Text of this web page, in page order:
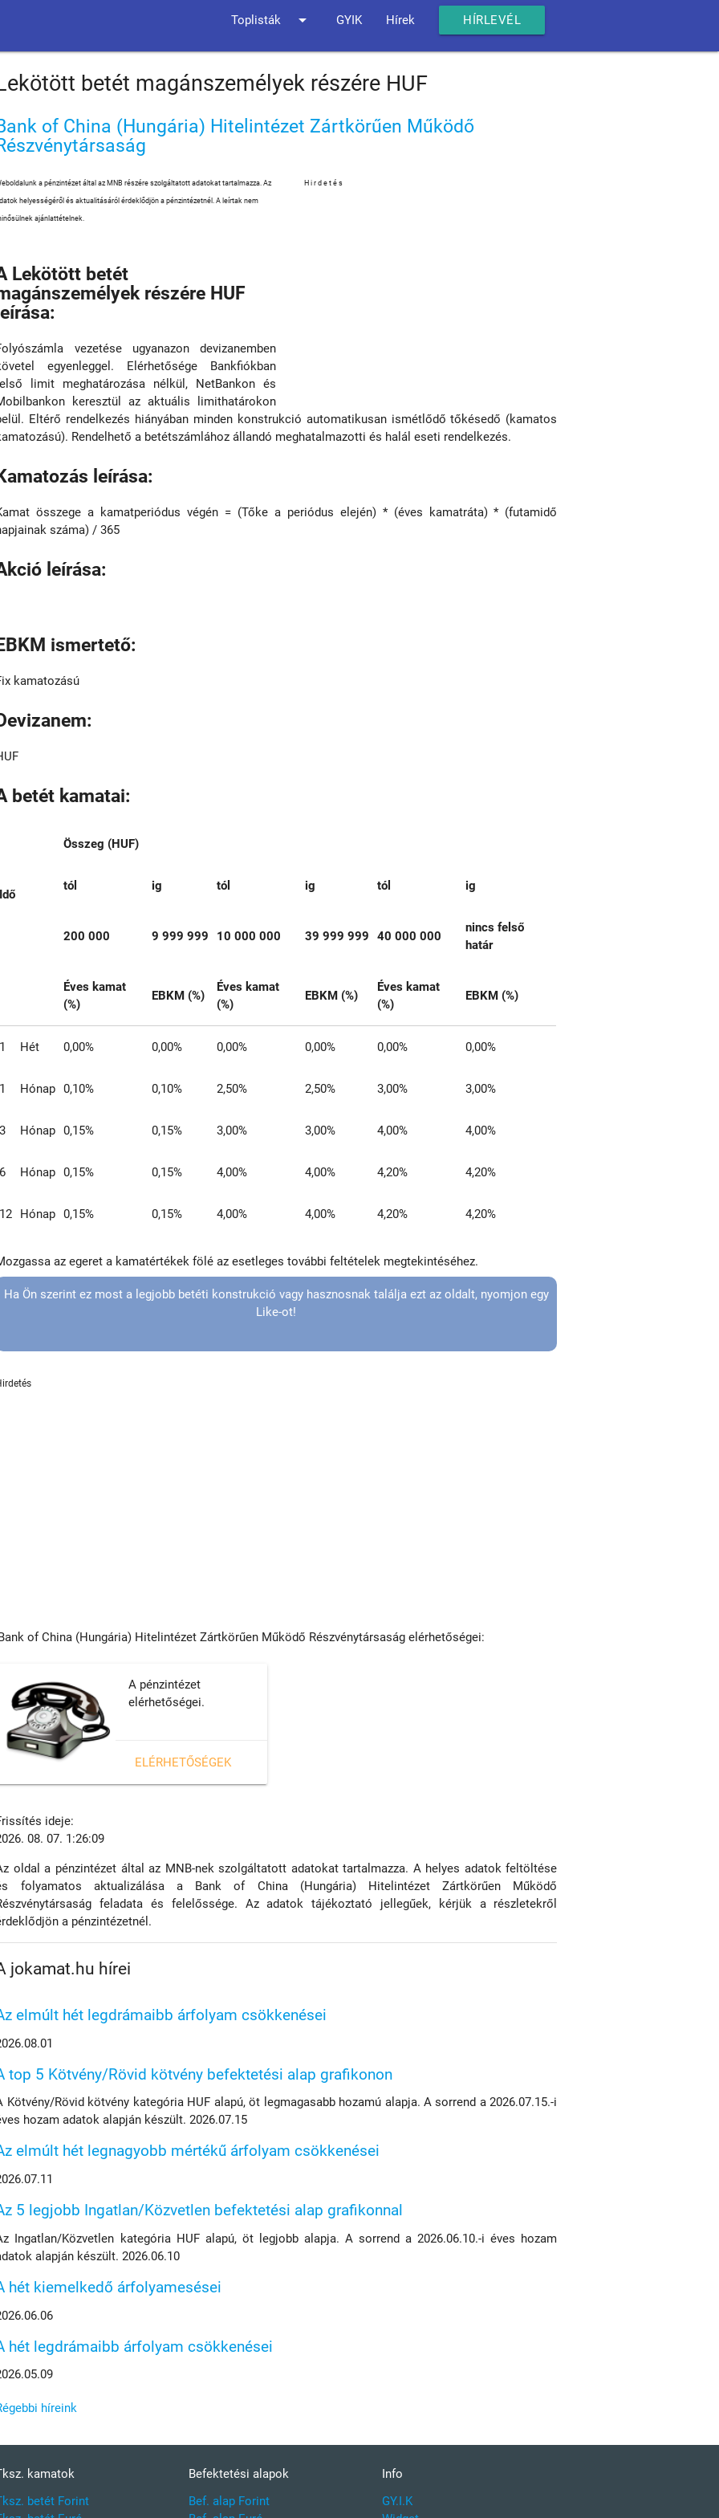
Toplisták arrow_drop_down GYIK Hírek HÍRLEVÉL
betét magánszemélyek részére HUF
of China (Hungária) Hitelintézet Zártkörűen Működő
Hirdetés
a pénzintézet által az MNB részére szolgáltatott adatokat tartalmazza. Az
helyességéről és aktualitásáról érdeklődjön a pénzintézetnél. A leírtak nem
ajánlattételnek.
Lekötött betét
részére HUF
vezetése ugyanazon devizanemben
egyenleggel. Elérhetősége Bankfiókban
limit meghatározása nélkül, NetBankon és
keresztül az aktuális limithatárokon
Eltérő rendelkezés hiányában minden konstrukció automatikusan ismétlődő tőkésedő (kamatos
Rendelhető a betétszámlához állandó meghatalmazotti és halál eseti rendelkezés.
leírása:
összege a kamatperiódus végén = (Tőke a periódus elején) * (éves kamatráta) * (futamidő
száma) / 365
leírása:
ismertető:
kamatozású
betét kamatai:
Idő
Összeg (HUF)
tól ig tól ig tól ig
200 000 9 999 999 10 000 000 39 999 999 40 000 000
nincs felső
határ
Éves kamat
(%)
EBKM (%)
Éves kamat
(%)
EBKM (%)
Éves kamat
(%)
EBKM (%)
1 Hét 0,00% 0,00% 0,00% 0,00% 0,00% 0,00%
1 Hónap 0,10% 0,10% 2,50% 2,50% 3,00% 3,00%
3 Hónap 0,15% 0,15% 3,00% 3,00% 4,00% 4,00%
6 Hónap 0,15% 0,15% 4,00% 4,00% 4,20% 4,20%
12 Hónap 0,15% 0,15% 4,00% 4,00% 4,20% 4,20%
az egeret a kamatértékek fölé az esetleges további feltételek megtekintéséhez.
Ha Ön szerint ez most a legjobb betéti konstrukció vagy hasznosnak találja ezt az oldalt, nyomjon egy
Like-ot!
of China (Hungária) Hitelintézet Zártkörűen Működő Részvénytársaság elérhetőségei:
A pénzintézet
elérhetőségei.
ELÉRHETŐSÉGEK
ideje:
08. 07. 1:26:09
oldal a pénzintézet által az MNB-nek szolgáltatott adatokat tartalmazza. A helyes adatok feltöltése
folyamatos aktualizálása a Bank of China (Hungária) Hitelintézet Zártkörűen Működő
feladata és felelőssége. Az adatok tájékoztató jellegűek, kérjük a részletekről
a pénzintézetnél.
jokamat.hu hírei
elmúlt hét legdrámaibb árfolyam csökkenései
top 5 Kötvény/Rövid kötvény befektetési alap grafikonon
Kötvény/Rövid kötvény kategória HUF alapú, öt legmagasabb hozamú alapja. A sorrend a 2026.07.15.-i
hozam adatok alapján készült. 2026.07.15
elmúlt hét legnagyobb mértékű árfolyam csökkenései
5 legjobb Ingatlan/Közvetlen befektetési alap grafikonnal
Ingatlan/Közvetlen kategória HUF alapú, öt legjobb alapja. A sorrend a 2026.06.10.-i éves hozam
alapján készült. 2026.06.10
hét kiemelkedő árfolyamesései
hét legdrámaibb árfolyam csökkenései
híreink
kamatok
betét Forint
Befektetési alapok
Bef. alap Forint
Info
GY.I.K